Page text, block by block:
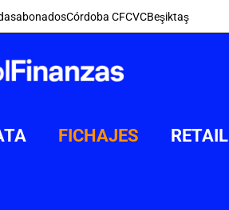
abonadosCórdoba CFCVCBeşiktaş
FICHAJES RETAIL